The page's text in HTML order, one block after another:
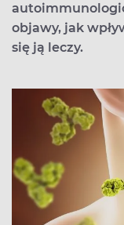
objawy, jak
się ją leczy.